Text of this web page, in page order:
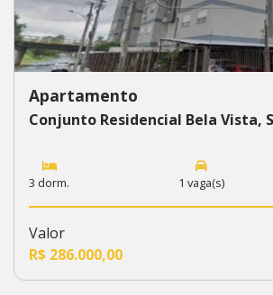
Apartamento
Conjunto Residencial Bela Vista,
3 dorm. 1 vaga(s)
Valor
R$ 286.000,00